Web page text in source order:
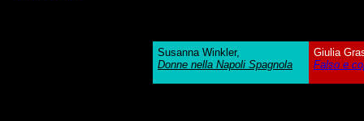
Susanna Winkler,
Donne nella Napoli Spagnola
Giulia
Falso e